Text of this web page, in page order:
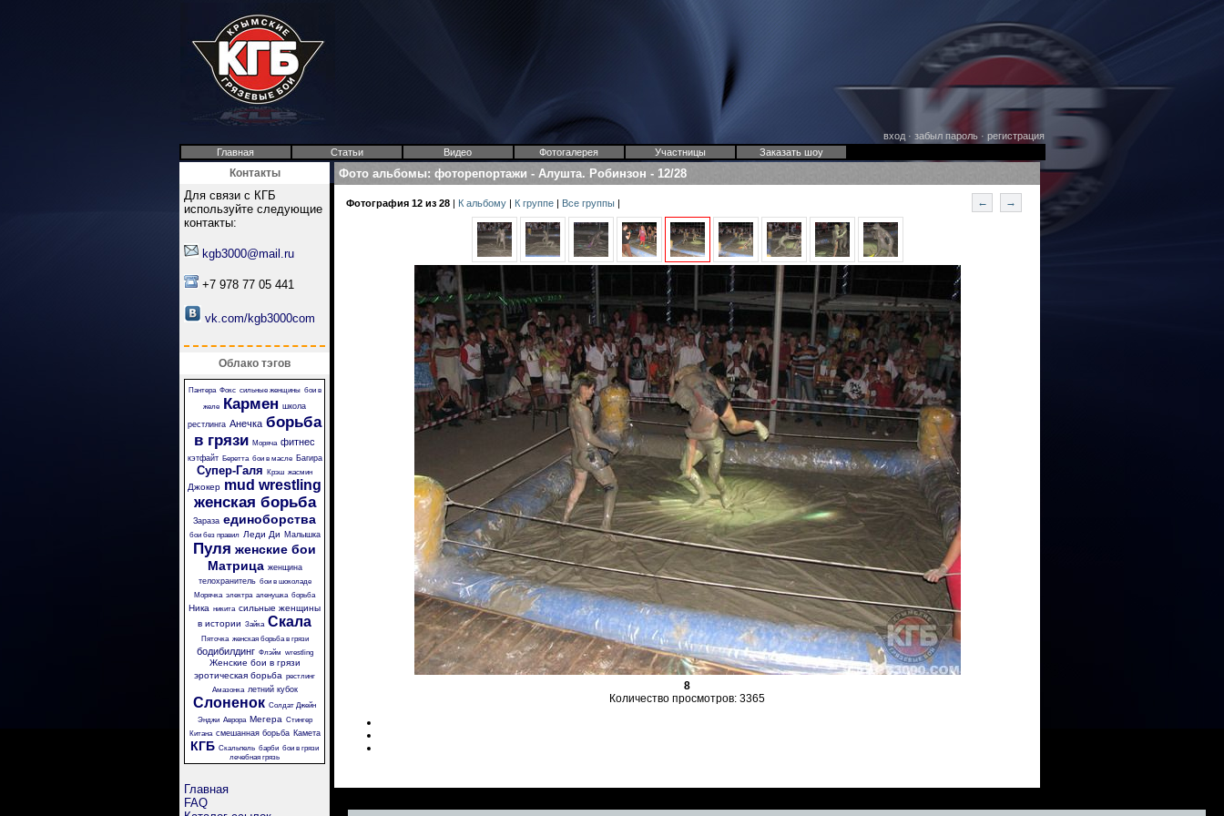
вход· забыл пароль· регистрация
Главная
Статьи Видео Фотогалерея Участницы Заказать шоу
Контакты
Для связи с КГБ
используйте следующие
контакты:
kgb3000@mail.ru
+7 978 77 05 441
vk.com/kgb3000com
Облако тэгов
Пантера Фокс сильные женщины бои в
желе Кармен школа
рестлинга Анечка борьба
в грязи Моряча фитнес
кэтфайт Беретта бои в масле Багира
Супер-Галя Крэш жасмин
Джокер mud wrestling
женская борьба
Зараза единоборства
бои без правил Леди Ди Малышка
Пуля женские бои
Матрица женщина
телохранитель бои в шоколаде
Морячка электра аленушка борьба
Ника никита сильные женщины
в истории Зайка Скала
Пяточка женская борьба в грязи
бодибилдинг Флэйм wrestling
Женские бои в грязи
эротическая борьба рестлинг
Амазонка летний кубок
Слоненок Солдат Джейн
Энджи Аврора Мегера Стингер
Китана смешанная борьба Камета
КГБ Скальпель барби бои в грязи
лечебная грязь
Главная
FAQ
Фото альбомы: фоторепортажи - Алушта. Робинзон - 12/28
Фотография 12 из 28 | К альбому | К группе | Все группы | ← →
8
Количество просмотров: 3365